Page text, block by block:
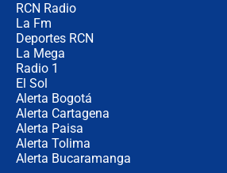
RCN Radio
La Fm
Deportes RCN
La Mega
Radio 1
El Sol
Alerta Bogotá
Alerta Cartagena
Alerta Paisa
Alerta Tolima
Alerta Bucaramanga